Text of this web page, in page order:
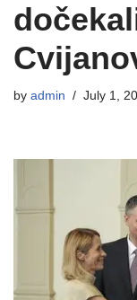
by admin July 1,